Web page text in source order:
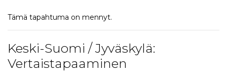
Tämä tapahtuma on mennyt.
Keski-Suomi / Jyväskylä:
Vertaistapaaminen